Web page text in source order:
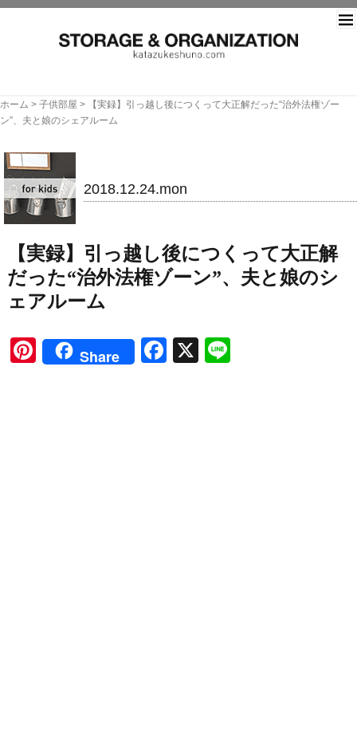
ホーム > 子供部屋 >
【実録】引っ越し後につくって大正解だった“治外法権ゾー
ン”、夫と娘のシェアルーム
2018.12.24.mon
【実録】引っ越し後につくって大正解
だった“治外法権ゾーン”、夫と娘のシ
ェアルーム
Pinterest
Share Facebook
X